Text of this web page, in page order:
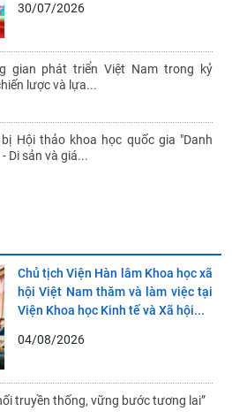
NAM”
thứ VI “Dòng chảy tri thức – Kiến
tạo tương lai”
30/07/2026
gian phát triển Việt Nam trong kỷ
lược và lựa...
Hội thảo khoa học quốc gia "Danh
Di sản và giá...
Chủ tịch Viện Hàn lâm Khoa học xã
hội Việt Nam thăm và làm việc tại
Viện Khoa học Kinh tế và Xã hội...
04/08/2026
truyền thống, vững bước tương lai”